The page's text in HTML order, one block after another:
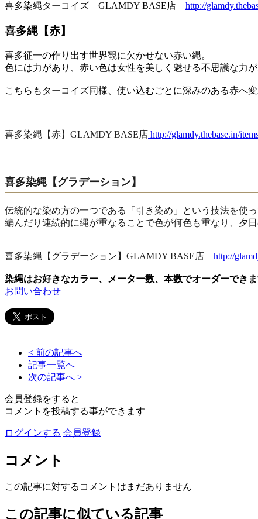
喜多染縄ターコイズ GLAMDY BASE店 http://
喜多縄【赤】
喜多征一の作り出す世界観に欠かせない赤い縄。
色には力があり、赤い色は女性を美しく魅せる不思議な力が
こちらもターコイズ同様、使い込むごとに深みのある赤へ変
喜多染縄【赤】GLAMDY BASE店 http://glamdy.thebase.in/
喜多染縄【グラデーション】
伝統的な染め方の一つである「引き染め」という技法を使
編んだり連続的に縄が重なることで色が何色も重なり、夕
喜多染縄【グラデーション】GLAMDY BASE店 http://
染縄はお好きなカラー、メーター数、本数でオーダーできま
お問い合わせ
< 前の記事へ
記事一覧へ
次の記事へ >
会員登録をすると
コメントを投稿する事ができます
ログインする 会員登録
コメント
この記事に対するコメントはまだありません
この記事に似ている記事